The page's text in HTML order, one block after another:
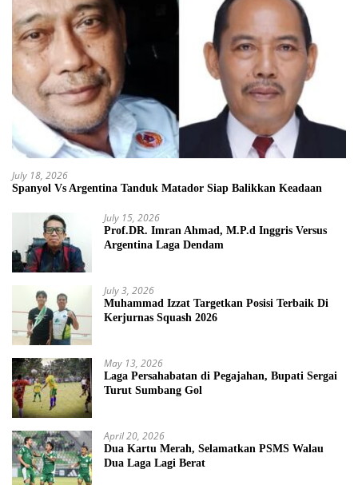
July 18, 2026
Spanyol Vs Argentina Tanduk Matador Siap Balikkan Keadaan
July 15, 2026
Prof.DR. Imran Ahmad, M.P.d Inggris Versus
Argentina Laga Dendam
July 3, 2026
Muhammad Izzat Targetkan Posisi Terbaik Di
Kerjurnas Squash 2026
May 13, 2026
Laga Persahabatan di Pegajahan, Bupati Sergai
Turut Sumbang Gol
April 20, 2026
Dua Kartu Merah, Selamatkan PSMS Walau
Dua Laga Lagi Berat